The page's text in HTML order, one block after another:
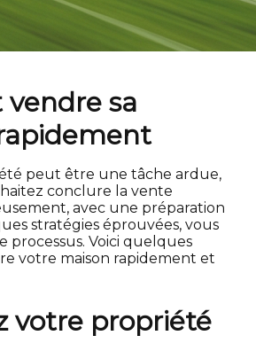
sa
peut être une tâche ardue,
conclure la vente
avec une préparation
stratégies éprouvées, vous
processus. Voici quelques
votre maison rapidement et
votre propriété